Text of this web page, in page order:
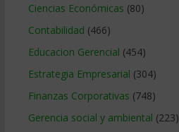
Ciencias Económicas (80)
Contabilidad (466)
Educacion Gerencial (454)
Estrategia Empresarial (304)
Finanzas Corporativas (748)
Gerencia social y ambiental (223)